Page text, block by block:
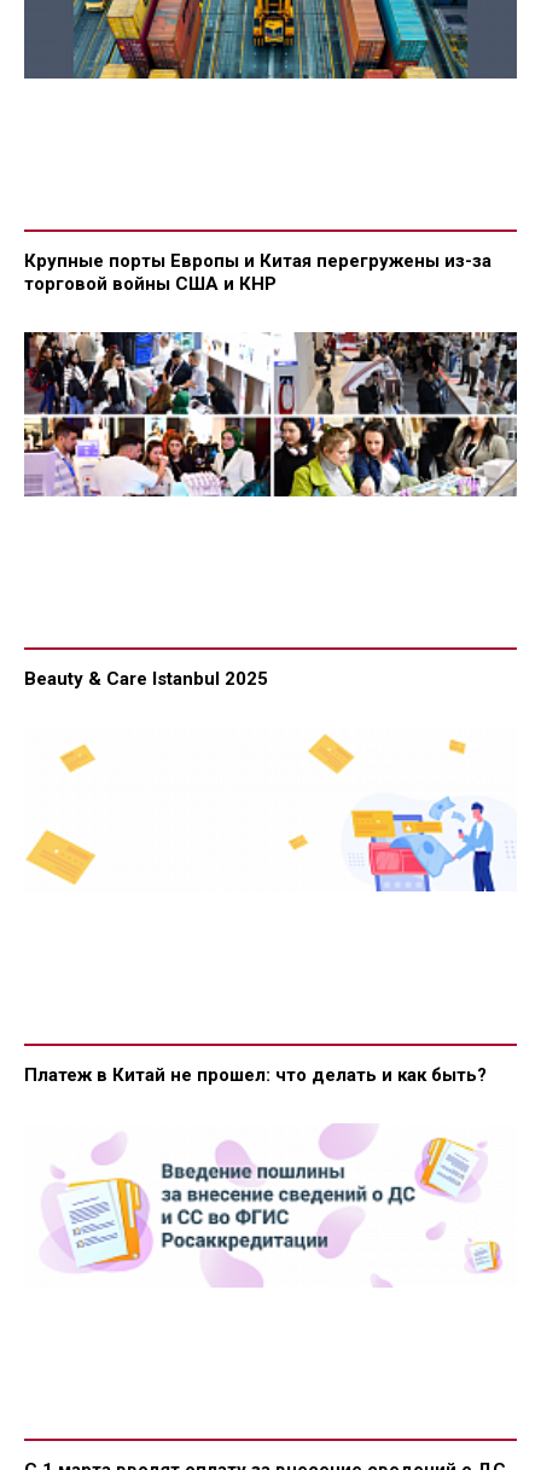
Крупные порты Европы и Китая перегружены из-за
торговой войны США и КНР
Beauty & Care Istanbul 2025
Платеж в Китай не прошел: что делать и как быть?